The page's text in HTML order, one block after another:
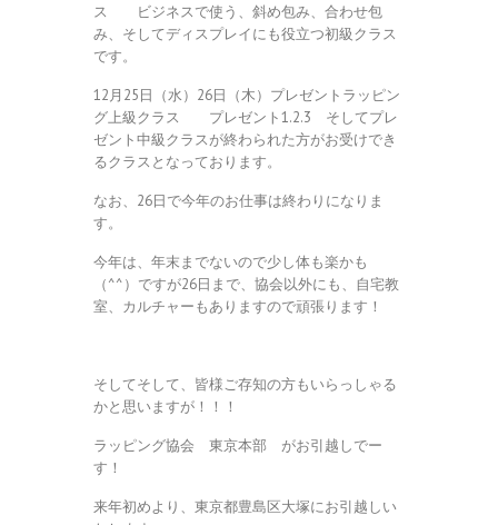
ス ビジネスで使う、斜め包み、合わせ包
み、そしてディスプレイにも役立つ初級クラス
です。
12月25日（水）26日（木）プレゼントラッピン
グ上級クラス プレゼント1.2.3 そしてプレ
ゼント中級クラスが終わられた方がお受けでき
るクラスとなっております。
なお、26日で今年のお仕事は終わりになりま
す。
今年は、年末までないので少し体も楽かも
（^^）ですが26日まで、協会以外にも、自宅教
室、カルチャーもありますので頑張ります！
そしてそして、皆様ご存知の方もいらっしゃる
かと思いますが！！！
ラッピング協会 東京本部 がお引越しでー
す！
来年初めより、東京都豊島区大塚にお引越しい